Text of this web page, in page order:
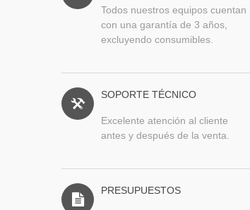
Todos nuestros equipos cuentan
con una garantía de 3 años,
excluyendo consumibles.
SOPORTE TÉCNICO
Excelente atención al cliente
antes y después de la venta.
PRESUPUESTOS